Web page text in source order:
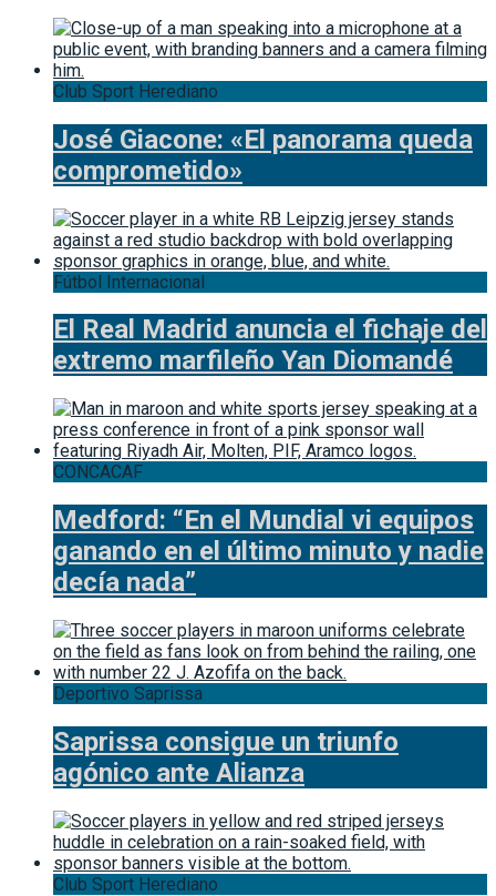
Club Sport Herediano
José Giacone: «El panorama queda
comprometido»
Fútbol Internacional
El Real Madrid anuncia el fichaje del
extremo marfileño Yan Diomandé
CONCACAF
Medford: “En el Mundial vi equipos
ganando en el último minuto y nadie
decía nada”
Deportivo Saprissa
Saprissa consigue un triunfo
agónico ante Alianza
Club Sport Herediano